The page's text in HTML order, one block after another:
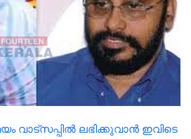
വാട്സപ്പിൽ ലഭിക്കുവാൻ ഇവിടെ